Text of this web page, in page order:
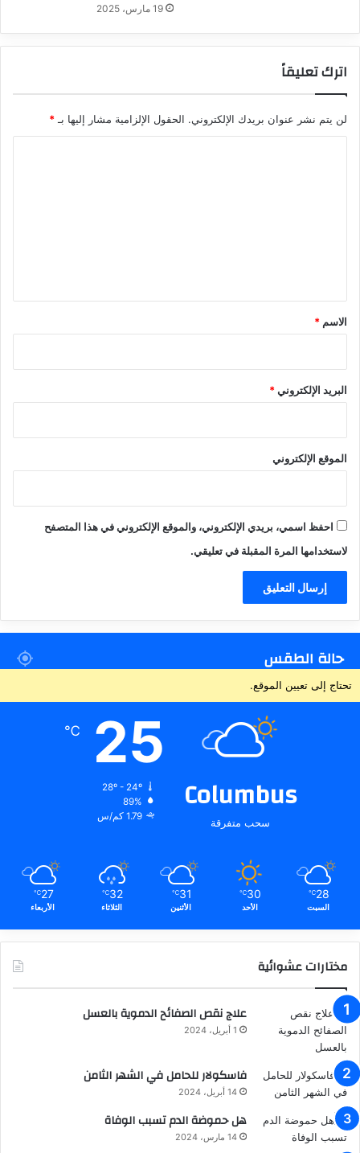
19 مارس، 2025
اترك تعليقاً
لن يتم نشر عنوان بريدك الإلكتروني. الحقول الإلزامية مشار إليها بـ *
*
الاسم *
البريد الإلكتروني*
الموقع الإلكتروني
احفظ اسمي، بريدي الإلكتروني، والموقع الإلكتروني في هذا المتصفح
لاستخدامها المرة المقبلة في تعليقي.
حالة الطقس
تحتاج إلى تعيين الموقع.
Columbus
سحب متفرقة
25
℃
28º - 24º
89%
1.79 كم/س
28
℃
السبت
30
℃
الأحد
31
℃
الأثنين
32
℃
الثلاثاء
27
℃
الأربعاء
مختارات عشوائية
علاج نقص الصفائح الدموية بالعسل
1 أبريل، 2024
فاسكولار للحامل في الشهر الثامن
14 أبريل، 2024
هل حموضة الدم تسبب الوفاة
14 مارس، 2024